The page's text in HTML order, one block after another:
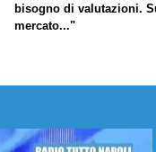
bisogno di valutazioni.
mercato..."